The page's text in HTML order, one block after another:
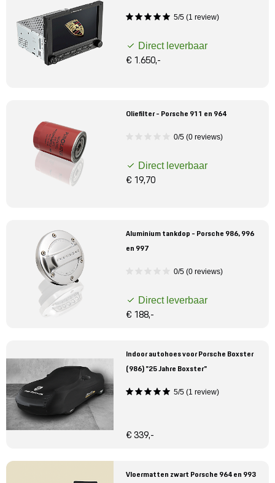
5/5 (1 review)
Direct leverbaar
€ 1.650,-
Oliefilter - Porsche 911 en 964
0/5 (0 reviews)
Direct leverbaar
€ 19,70
Aluminium tankdop - Porsche 986, 996
en 997
0/5 (0 reviews)
Direct leverbaar
€ 188,-
Indoor autohoes voor Porsche Boxster
(986) "25 Jahre Boxster"
5/5 (1 review)
€ 339,-
Vloermatten zwart Porsche 964 en 993